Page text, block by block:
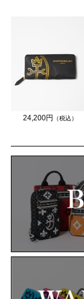
24,200円 （税込）